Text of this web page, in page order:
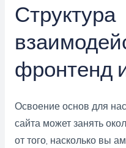
Структура
фронтенд
Освоение основ для
сайта может занять
от того, насколько вы